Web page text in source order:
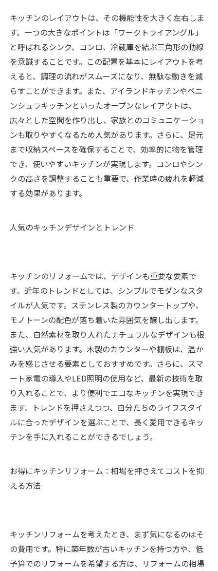
キッチンのレイアウトは、その機能性を大きく左右しま
す。一つの大きなポイントは「ワークトライアングル」
と呼ばれるシンク、コンロ、冷蔵庫を結ぶ三角形の動線
を意識することです。この配置を基本にレイアウトを考
えると、調理の流れがスムーズになり、無駄な動きを減
らすことができます。また、アイランドキッチンやペニ
ンシュラキッチンといったオープンなレイアウトは、
広々とした空間を作り出し、家族とのコミュニケーショ
ンも取りやすくなるため人気があります。さらに、足元
まで収納スペースを確保することで、効率的に物を管理
でき、使いやすいキッチンが実現します。コンロやシン
クの高さを調整することも重要で、作業時の疲れを軽減
する効果があります。
人気のキッチンデザインとトレンド
キッチンのリフォームでは、デザインも重要な要素で
す。近年のトレンドとしては、シンプルでモダンなスタ
イルが人気です。ステンレス製のカウンタートップや、
モノトーンの配色が落ち着いた雰囲気を醸し出します。
また、自然素材を取り入れたナチュラルなデザインも根
強い人気があります。木製のカウンターや棚板は、温か
みを感じさせる要素としておすすめです。さらに、スマ
ート家電の導入やLED照明の使用など、最新の技術を取
り入れることで、より便利でエコなキッチンを実現でき
ます。トレンドを押さえつつ、自分たちのライフスタイ
ルに合ったデザインを選ぶことで、長く愛用できるキッ
チンを手に入れることができるでしょう。
お得にキッチンリフォーム：相場を押さえてコストを抑
える方法
キッチンリフォームを考えたとき、まず気になるのはそ
の費用です。特に築年数が古いキッチンを持つ方や、低
予算でのリフォームを希望する方は、リフォームの相場